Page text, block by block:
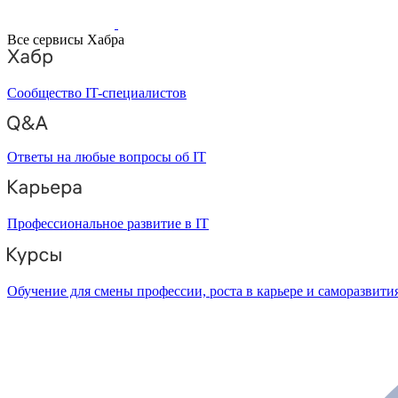
Все сервисы Хабра
Сообщество IT-специалистов
Ответы на любые вопросы об IT
Профессиональное развитие в IT
Обучение для смены профессии, роста в карьере и